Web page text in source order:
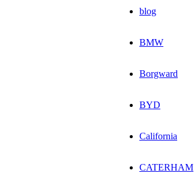
blog
BMW
Borgward
BYD
California
CATERHAM